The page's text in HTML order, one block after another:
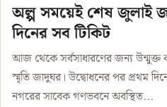
অল্প সময়েই শেষ জুলাই
দিনের সব টিকিট
আজ থেকে সর্বসাধারণের জন্য উন্মুক্ত
স্মৃতি জাদুঘর। উদ্বোধনের পর প্রথম
নগরের সাবেক গণভবনে অবস্থিত...